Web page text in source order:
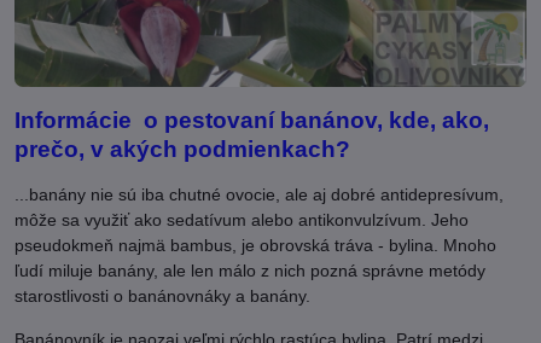
Informácie o pestovaní banánov, kde, ako,
prečo, v akých podmienkach?
...banány nie sú iba chutné ovocie, ale aj dobré antidepresívum,
môže sa využiť ako sedatívum alebo antikonvulzívum. Jeho
pseudokmeň najmä bambus, je obrovská tráva - bylina. Mnoho
ľudí miluje banány, ale len málo z nich pozná správne metódy
starostlivosti o banánovnáky a banány.
Banánovník je naozaj veľmi rýchlo rastúca bylina. Patrí medzi